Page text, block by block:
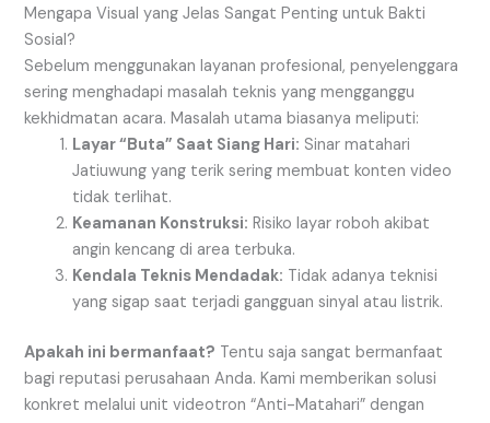
Mengapa Visual yang Jelas Sangat Penting untuk Bakti
Sosial?
Sebelum menggunakan layanan profesional, penyelenggara
sering menghadapi masalah teknis yang mengganggu
kekhidmatan acara. Masalah utama biasanya meliputi:
Layar “Buta” Saat Siang Hari: Sinar matahari
Jatiuwung yang terik sering membuat konten video
tidak terlihat.
Keamanan Konstruksi: Risiko layar roboh akibat
angin kencang di area terbuka.
Kendala Teknis Mendadak: Tidak adanya teknisi
yang sigap saat terjadi gangguan sinyal atau listrik.
Apakah ini bermanfaat? Tentu saja sangat bermanfaat
bagi reputasi perusahaan Anda. Kami memberikan solusi
konkret melalui unit videotron “Anti-Matahari” dengan